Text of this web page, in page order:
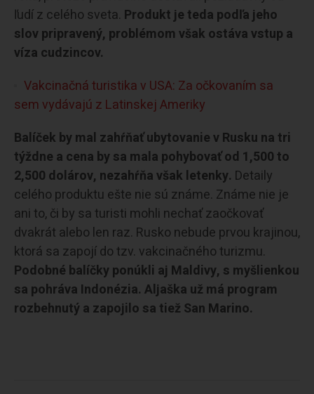
ľudí z celého sveta. Produkt je teda podľa jeho
slov pripravený, problémom však ostáva vstup a
víza cudzincov.
Vakcinačná turistika v USA: Za očkovaním sa
sem vydávajú z Latinskej Ameriky
Balíček by mal zahŕňať ubytovanie v Rusku na tri
týždne a cena by sa mala pohybovať od 1,500 to
2,500 dolárov, nezahŕňa však letenky. Detaily
celého produktu ešte nie sú známe. Známe nie je
ani to, či by sa turisti mohli nechať zaočkovať
dvakrát alebo len raz. Rusko nebude prvou krajinou,
ktorá sa zapojí do tzv. vakcinačného turizmu.
Podobné balíčky ponúkli aj Maldivy, s myšlienkou
sa pohráva Indonézia. Aljaška už má program
rozbehnutý a zapojilo sa tiež San Marino.